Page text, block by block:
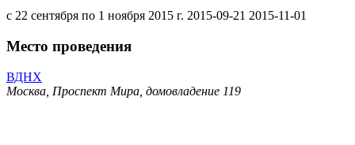
с 22 сентября по 1 ноября 2015 г. 2015-09-21 2015-11-01
Место проведения
ВДНХ
Москва, Проспект Мира, домовладение 119